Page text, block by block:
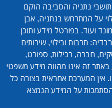
נתניה והסביבה הוקם
על המתרחש בנתניה, אבן
ועוד. בפורטל מידע ותוכן
תרבות ובילוי, שירותים
חברה, רכילות, ספורט,
זה אינו מהווה מידע משפטי
אין המערכת אחראית בצורה כל
על המידע הנמצא